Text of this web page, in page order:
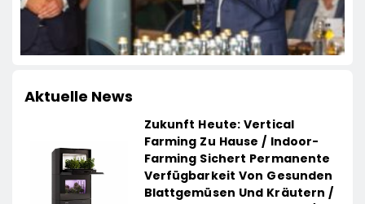
Aktuelle News
Zukunft Heute: Vertical
Farming Zu Hause / Indoor-
Farming Sichert Permanente
Verfügbarkeit Von Gesunden
Blattgemüsen Und Kräutern /